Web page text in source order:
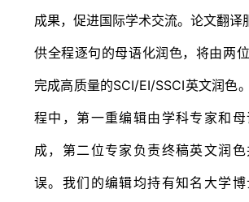
成果，促进国际学术交流。论文翻译
供全程逐句的母语化润色，将由两
完成高质量的SCI/EI/SSCI英文润色
程中，第一重编辑由学科专家和
成，第二位专家负责终稿英文润
误。我们的编辑均持有知名大学